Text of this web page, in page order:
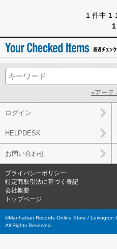
1 件中 1-
1
»アーテ
ログイン
HELPDESK
お問い合わせ
プライバシーポリシー
特定商取引法に基づく表記
会社概要
トップページ
©Manhattan Records Online Store / Lexington
All Rights Reserved.